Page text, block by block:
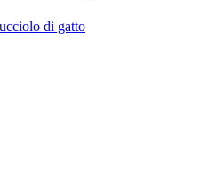
di gatto